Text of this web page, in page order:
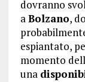
dovranno
aBolzano,
espiantato,
momento
una